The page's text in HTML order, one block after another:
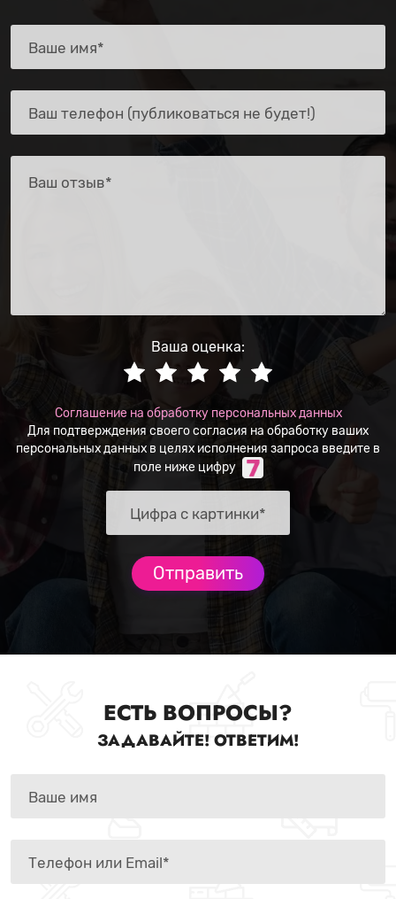
Ваша оценка:
Соглашение на обработку персональных данных
Для подтверждения своего согласия на обработку ваших
персональных данных в целях исполнения запроса введите в
поле ниже цифру
ЕСТЬ ВОПРОСЫ?
ЗАДАВАЙТЕ! ОТВЕТИМ!